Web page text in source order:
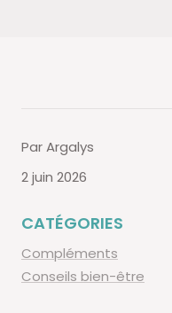
Par Argalys
2 juin 2026
CATÉGORIES
Compléments
Conseils bien-être